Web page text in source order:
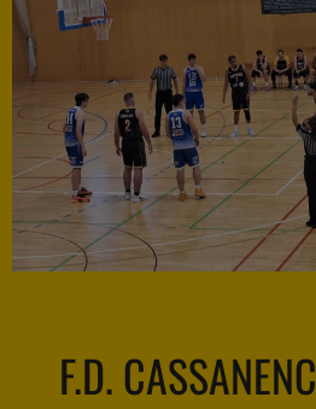
F.D. CASSANENC